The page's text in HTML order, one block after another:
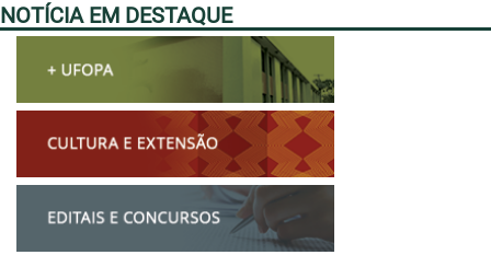
NOTÍCIA EM DESTAQUE